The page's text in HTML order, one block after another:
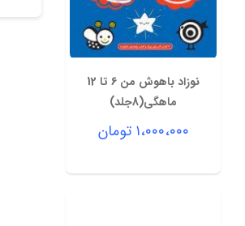
نوزاد باهوش من 6 تا 12
ماهگی(8جلد)
۱،۰۰۰،۰۰۰ تومان